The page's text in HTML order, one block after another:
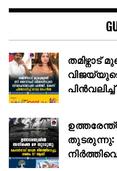
തുടരുന്നു: